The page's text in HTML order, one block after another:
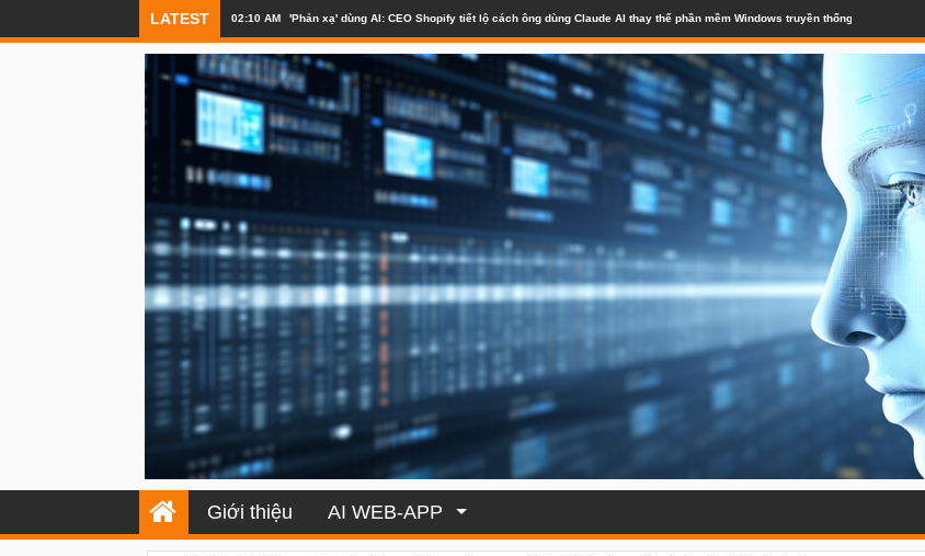
LATEST 02:10 AM 'Phản xạ' dùng AI: CEO Shopify tiết lộ cách ông dùng Claude AI thay thế phần mềm Windows truyền thống
Giới thiệu AI WEB-APP